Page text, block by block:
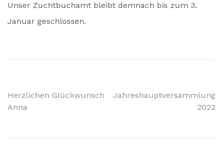
Unser Zuchtbuchamt bleibt demnach bis zum 3.
Januar geschlossen.
Beitragsnavigation
Herzlichen Glückwunsch
Anna
Jahreshauptversammlung
2022